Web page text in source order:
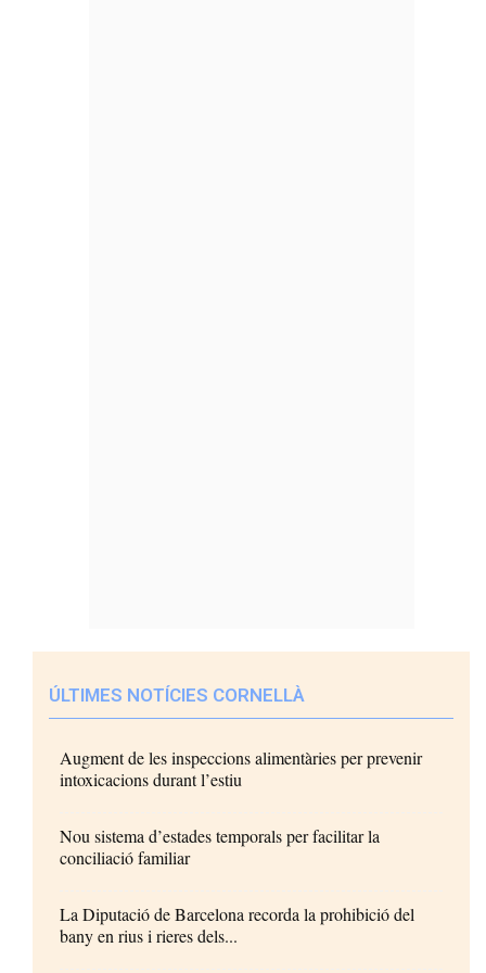
ÚLTIMES NOTÍCIES CORNELLÀ
Augment de les inspeccions alimentàries per prevenir
intoxicacions durant l’estiu
Nou sistema d’estades temporals per facilitar la
conciliació familiar
La Diputació de Barcelona recorda la prohibició del
bany en rius i rieres dels...